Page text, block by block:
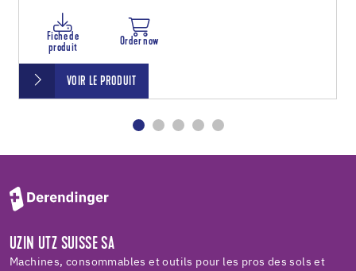
Fiche de
produit
Order now
VOIR LE PRODUIT
UZIN UTZ SUISSE SA
Machines, consommables et outils pour les pros des sols et